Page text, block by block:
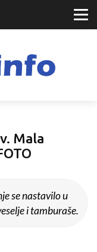
Mala
se nastavilo u
i tamburaše.